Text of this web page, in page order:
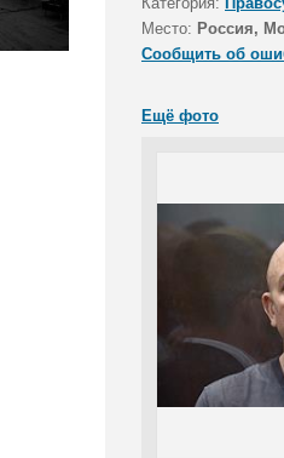
Место: Россия,
Сообщить об
Ещё фото